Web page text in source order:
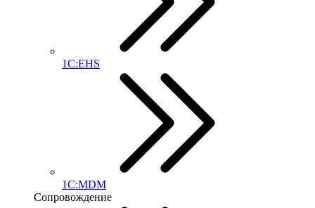
1С:EHS
1С:MDM
Сопровождение